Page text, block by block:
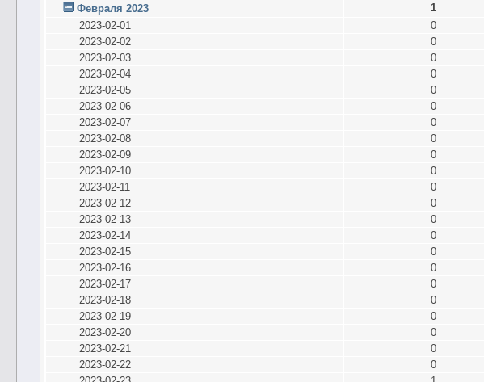
Февраля 2023
1
2023-02-01
0
2023-02-02
0
2023-02-03
0
2023-02-04
0
2023-02-05
0
2023-02-06
0
2023-02-07
0
2023-02-08
0
2023-02-09
0
2023-02-10
0
2023-02-11
0
2023-02-12
0
2023-02-13
0
2023-02-14
0
2023-02-15
0
2023-02-16
0
2023-02-17
0
2023-02-18
0
2023-02-19
0
2023-02-20
0
2023-02-21
0
2023-02-22
0